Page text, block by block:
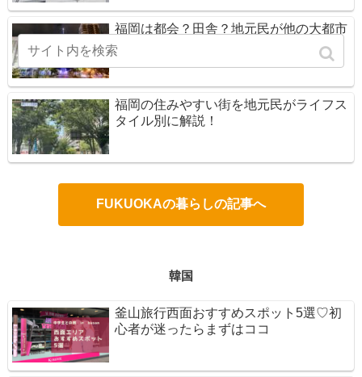
福岡は都会？田舎？地元民が他の大都市
と比べたリアルな感想
福岡の住みやすい街を地元民がライフス
タイル別に解説！
FUKUOKAの暮らしの記事へ
韓国
釜山旅行西面おすすめスポット5選♡初
心者が迷ったらまずはココ